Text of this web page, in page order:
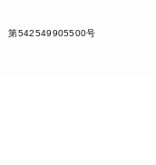
第542549905500号